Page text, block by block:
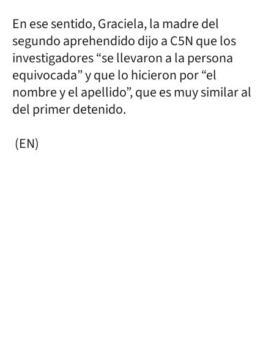
En ese sentido, Graciela, la madre del
segundo aprehendido dijo a C5N que los
investigadores “se llevaron a la persona
equivocada” y que lo hicieron por “el
nombre y el apellido”, que es muy similar al
del primer detenido.
(EN)